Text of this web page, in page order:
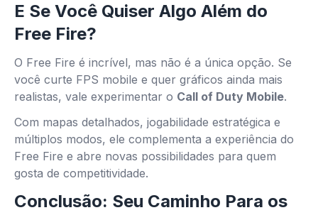
E Se Você Quiser Algo Além do
Free Fire?
O Free Fire é incrível, mas não é a única opção. Se
você curte FPS mobile e quer gráficos ainda mais
realistas, vale experimentar o Call of Duty Mobile.
Com mapas detalhados, jogabilidade estratégica e
múltiplos modos, ele complementa a experiência do
Free Fire e abre novas possibilidades para quem
gosta de competitividade.
Conclusão: Seu Caminho Para os